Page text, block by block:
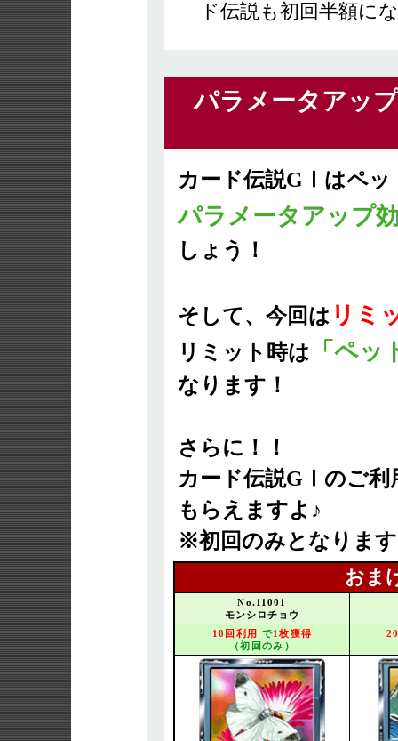
ド伝説も初回半額に
パラメータアッ
カード伝説GⅠはペッ
パラメータアップ
しょう！
そして、今回は リミ
リミット時は 「ペ
なります！
さらに！！
カード伝説GⅠのご利
もらえますよ♪
※初回のみとなります
おま
No.11001
モンシロチョウ
10回利用
で1枚獲得
（初回のみ）